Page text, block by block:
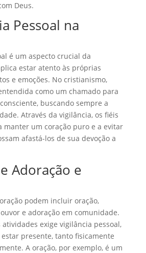
Deus.
Pessoal na
é um aspecto crucial da
estar atento às próprias
e emoções. No cristianismo,
como um chamado para
buscando sempre a
Através da vigilância, os fiéis
manter um coração puro e a evitar
afastá-los de sua devoção a
Adoração e
podem incluir oração,
e adoração em comunidade.
atividades exige vigilância pessoal,
presente, tanto fisicamente
A oração, por exemplo, é um